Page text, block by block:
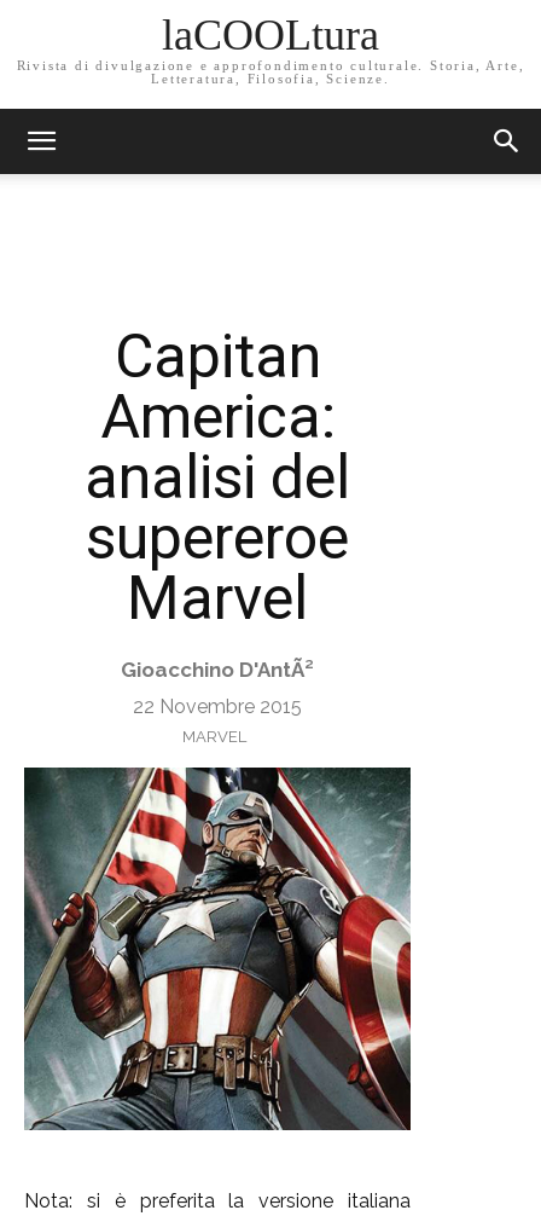
laCOOLtura
Rivista di divulgazione e approfondimento culturale. Storia, Arte,
Letteratura, Filosofia, Scienze.
Capitan
America:
analisi del
supereroe
Marvel
Gioacchino D'AntÃ²
22 Novembre 2015
MARVEL
Nota: si è preferita la versione italiana